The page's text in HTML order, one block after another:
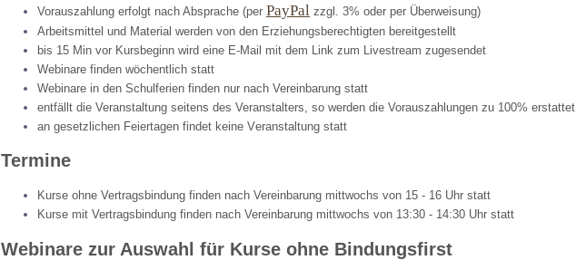
Vorauszahlung erfolgt nach Absprache (per PayPal zzgl. 3% oder per Überweisung)
Arbeitsmittel und Material werden von den Erziehungsberechtigten bereitgestellt
bis 15 Min vor Kursbeginn wird eine E-Mail mit dem Link zum Livestream zugesendet
Webinare finden wöchentlich statt
Webinare in den Schulferien finden nur nach Vereinbarung statt
entfällt die Veranstaltung seitens des Veranstalters, so werden die Vorauszahlungen zu 100% erstattet
an gesetzlichen Feiertagen findet keine Veranstaltung statt
Termine
Kurse ohne Vertragsbindung finden nach Vereinbarung mittwochs von 15 - 16 Uhr statt
Kurse mit Vertragsbindung finden nach Vereinbarung mittwochs von 13:30 - 14:30 Uhr statt
Webinare zur Auswahl für Kurse ohne Bindungsfirst